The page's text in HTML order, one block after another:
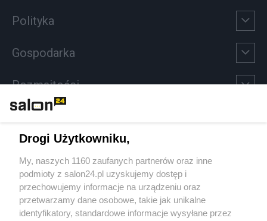
Polityka
Gospodarka
Rozmaitości
Sport
Społeczeństwo
Kultura
Drogi Użytkowniku,
My, naszych 1160 zaufanych partnerów oraz inne
podmioty z salon24.pl uzyskujemy dostęp i
przechowujemy informacje na urządzeniu oraz
przetwarzamy dane osobowe, takie jak unikalne
identyfikatory, standardowe informacje wysyłane przez